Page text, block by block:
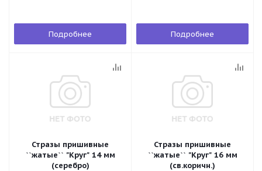
Подробнее Подробнее
Стразы пришивные
``жатые`` "Круг" 14 мм
(серебро)
Стразы пришивные
``жатые`` "Круг" 16 мм
(св.коричн.)